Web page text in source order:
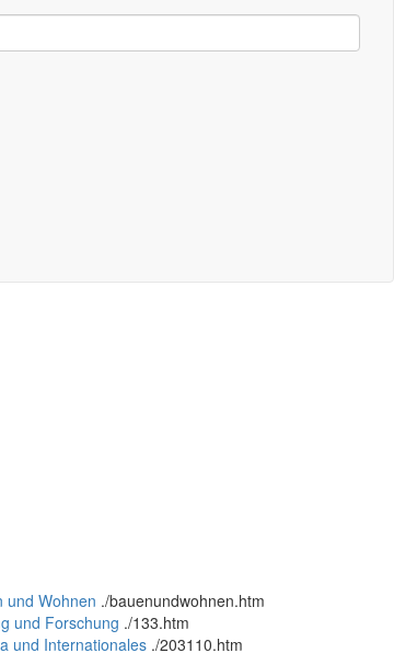
und Wohnen ./bauenundwohnen.htm
und Forschung ./133.htm
und Internationales ./203110.htm